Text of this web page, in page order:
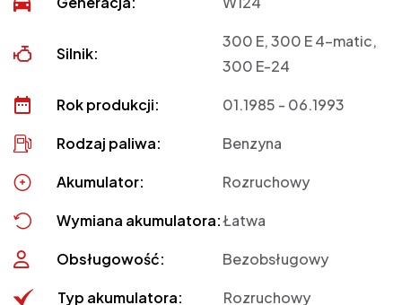
Silnik:
300 E, 300 E 4-matic,
300 E-24
Rok produkcji: 01.1985 - 06.1993
Rodzaj paliwa: Benzyna
Akumulator: Rozruchowy
Wymiana akumulatora:Łatwa
Obsługowość: Bezobsługowy
Typ akumulatora: Rozruchowy